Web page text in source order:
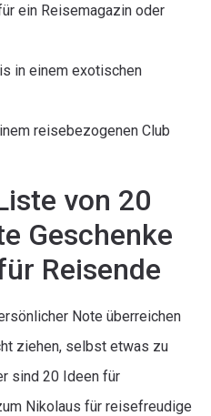
ein Reisemagazin oder
in einem exotischen
reisebezogenen Club
von 20
Geschenke
Reisende
Note überreichen
ziehen, selbst etwas zu
sind 20 Ideen für
Nikolaus für reisefreudige